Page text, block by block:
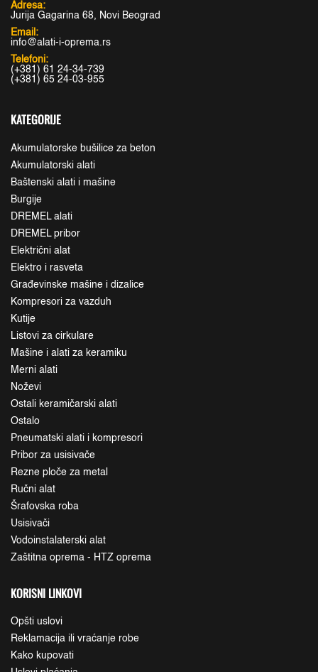
Adresa:
Jurija Gagarina 68, Novi Beograd
Email:
info@alati-i-oprema.rs
Telefoni:
(+381) 61 24-34-739
(+381) 65 24-03-955
KATEGORIJE
Akumulatorske bušilice za beton
Akumulatorski alati
Baštenski alati i mašine
Burgije
DREMEL alati
DREMEL pribor
Električni alat
Elektro i rasveta
Građevinske mašine i dizalice
Kompresori za vazduh
Kutije
Listovi za cirkulare
Mašine i alati za keramiku
Merni alati
Noževi
Ostali keramičarski alati
Ostalo
Pneumatski alati i kompresori
Pribor za usisivače
Rezne ploče za metal
Ručni alat
Šrafovska roba
Usisivači
Vodoinstalaterski alat
Zaštitna oprema - HTZ oprema
KORISNI LINKOVI
Opšti uslovi
Reklamacija ili vraćanje robe
Kako kupovati